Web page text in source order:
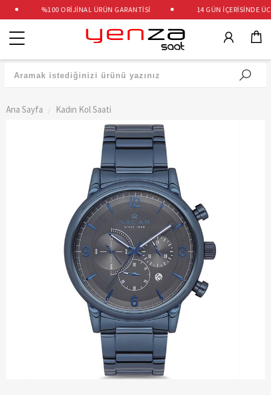
%100 ORİJİNAL ÜRÜN GARANTİSİ 14 GÜN İÇERİSİNDE
Kategoriler
Ana Sayfa Kadın Kol Saati